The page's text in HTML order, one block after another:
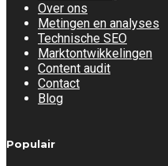
Over ons
Metingen en analyses
Technische SEO
Marktontwikkelingen
Content audit
Contact
Blog
Populair